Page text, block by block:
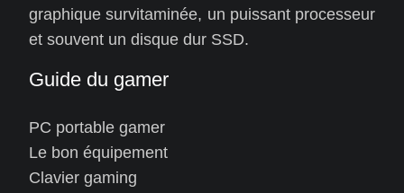
graphique survitaminée, un puissant processeur
et souvent un disque dur SSD.
Guide du gamer
PC portable gamer
Le bon équipement
Clavier gaming